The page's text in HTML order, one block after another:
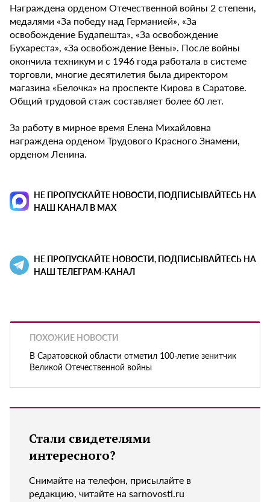
Награждена орденом Отечественной войны 2 степени,
медалями «За победу над Германией», «За
освобождение Будапешта», «За освобождение
Бухареста», «За освобождение Вены». После войны
окончила техникум и с 1946 года работала в системе
торговли, многие десятилетия была директором
магазина «Белочка» на проспекте Кирова в Саратове.
Общий трудовой стаж составляет более 60 лет.
За работу в мирное время Елена Михайловна
награждена орденом Трудового Красного Знамени,
орденом Ленина.
НЕ ПРОПУСКАЙТЕ НОВОСТИ, ПОДПИСЫВАЙТЕСЬ НА
НАШ КАНАЛ В MAX
НЕ ПРОПУСКАЙТЕ НОВОСТИ, ПОДПИСЫВАЙТЕСЬ НА
НАШ ТЕЛЕГРАМ-КАНАЛ
ПОХОЖИЕ НОВОСТИ
В Саратовской области отметил 100-летие зенитчик
Великой Отечественной войны
Стали свидетелями
интересного?
Снимайте на телефон, присылайте в
редакцию, читайте на sarnovosti.ru